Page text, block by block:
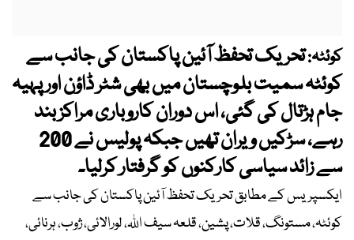
کوئٹہ:تحریک تحفظ آئین پاکستان کی جانب سے
کوئٹہ سمیت بلوچستان میں بھی شٹر ڈاؤن اور پہیہ
جام ہڑتال کی گئی، اس دوران کاروباری مراکز بند
رہے، سڑکیں ویران تھیں جبکہ پولیس نے 200
سے زائد سیاسی کارکنوں کو گرفتار کرلیا۔
ایکسپریس کے مطابق تحریک تحفظ آئین پاکستان کی جانب سے
کوئٹہ، مستونگ، قلات، پشین، قلعہ سیف اللہ، لورالائی، ژوب، ہرنائی،